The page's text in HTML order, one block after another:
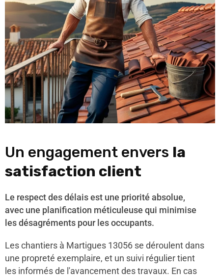
Un engagement envers la
satisfaction client
Le respect des délais est une priorité absolue,
avec une planification méticuleuse qui minimise
les désagréments pour les occupants.
Les chantiers à Martigues 13056 se déroulent dans
une propreté exemplaire, et un suivi régulier tient
les informés de l'avancement des travaux. En cas